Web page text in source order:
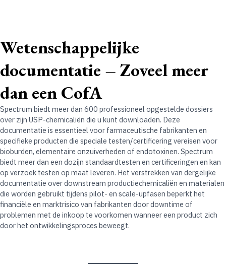
Wetenschappelijke
documentatie – Zoveel meer
dan een CofA
Spectrum biedt meer dan 600 professioneel opgestelde dossiers
over zijn USP-chemicaliën die u kunt downloaden. Deze
documentatie is essentieel voor farmaceutische fabrikanten en
specifieke producten die speciale testen/certificering vereisen voor
bioburden, elementaire onzuiverheden of endotoxinen. Spectrum
biedt meer dan een dozijn standaardtesten en certificeringen en kan
op verzoek testen op maat leveren. Het verstrekken van dergelijke
documentatie over downstream productiechemicaliën en materialen
die worden gebruikt tijdens pilot- en scale-upfasen beperkt het
financiële en marktrisico van fabrikanten door downtime of
problemen met de inkoop te voorkomen wanneer een product zich
door het ontwikkelingsproces beweegt.